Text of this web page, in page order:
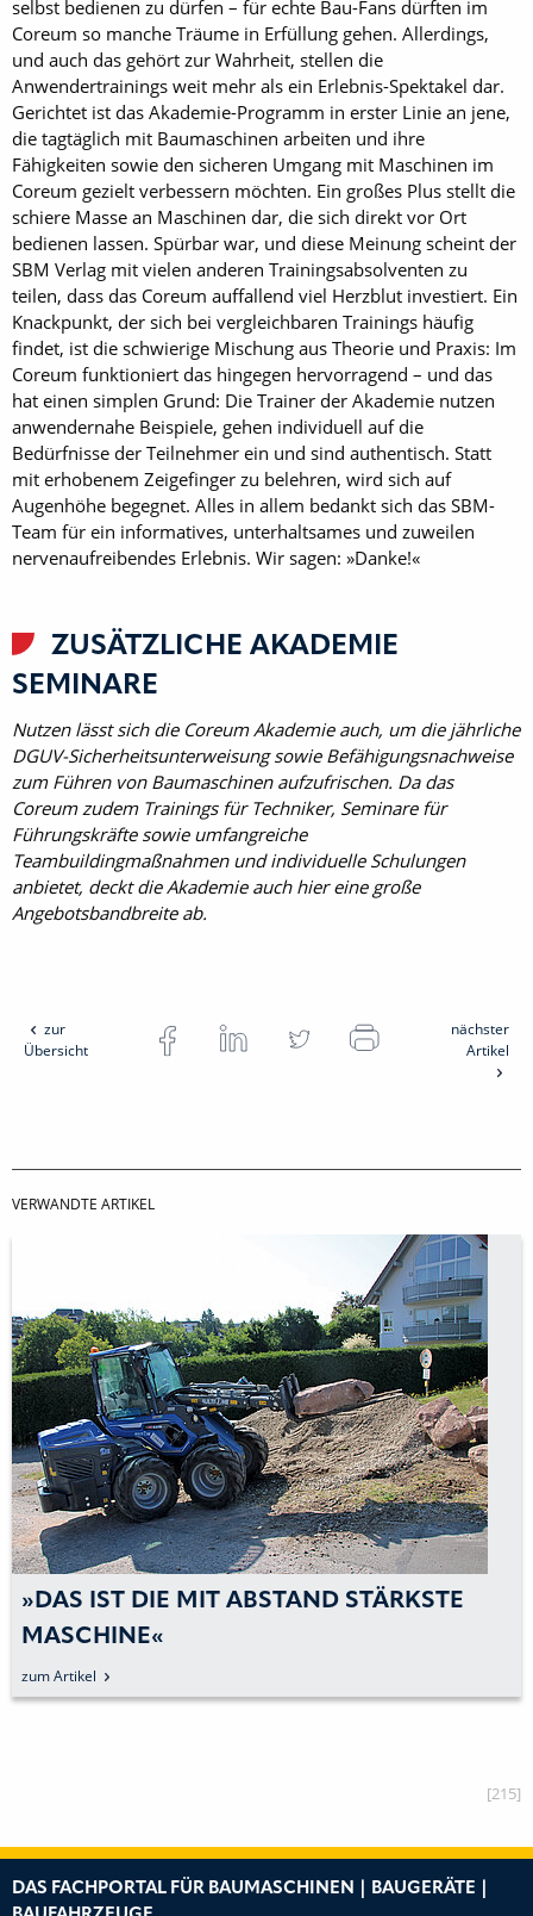
selbst bedienen zu dürfen – für echte Bau-Fans dürften im
Coreum so manche Träume in Erfüllung gehen. Allerdings,
und auch das gehört zur Wahrheit, stellen die
Anwendertrainings weit mehr als ein Erlebnis-Spektakel dar.
Gerichtet ist das Akademie-Programm in erster Linie an jene,
die tagtäglich mit Baumaschinen arbeiten und ihre
Fähigkeiten sowie den sicheren Umgang mit Maschinen im
Coreum gezielt verbessern möchten. Ein großes Plus stellt die
schiere Masse an Maschinen dar, die sich direkt vor Ort
bedienen lassen. Spürbar war, und diese Meinung scheint der
SBM Verlag mit vielen anderen Trainingsabsolventen zu
teilen, dass das Coreum auffallend viel Herzblut investiert. Ein
Knackpunkt, der sich bei vergleichbaren Trainings häufig
findet, ist die schwierige Mischung aus Theorie und Praxis: Im
Coreum funktioniert das hingegen hervorragend – und das
hat einen simplen Grund: Die Trainer der Akademie nutzen
anwendernahe Beispiele, gehen individuell auf die
Bedürfnisse der Teilnehmer ein und sind authentisch. Statt
mit erhobenem Zeigefinger zu belehren, wird sich auf
Augenhöhe begegnet. Alles in allem bedankt sich das SBM-
Team für ein informatives, unterhaltsames und zuweilen
nervenaufreibendes Erlebnis. Wir sagen: »Danke!«
ZUSÄTZLICHE AKADEMIE
SEMINARE
Nutzen lässt sich die Coreum Akademie auch, um die jährliche
DGUV-Sicherheitsunterweisung sowie Befähigungsnachweise
zum Führen von Baumaschinen aufzufrischen. Da das
Coreum zudem Trainings für Techniker, Seminare für
Führungskräfte sowie umfangreiche
Teambuildingmaßnahmen und individuelle Schulungen
anbietet, deckt die Akademie auch hier eine große
Angebotsbandbreite ab.
zur
Übersicht
nächster
Artikel
VERWANDTE ARTIKEL
»BAGGERMANIA 2023« IN ROES: EIN
SPEKTAKEL FÜR BAUMASCHINEN-
ENTHUSIASTEN
zum Artikel
[215]
DAS FACHPORTAL FÜR BAUMASCHINEN | BAUGERÄTE |